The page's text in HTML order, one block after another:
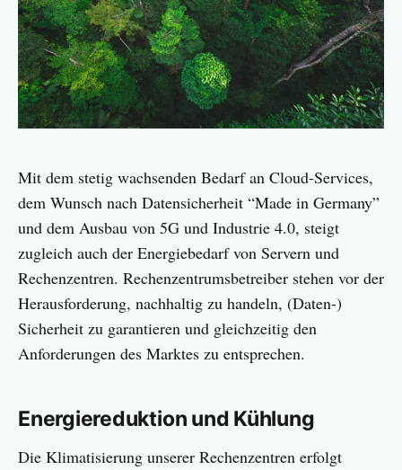
Mit dem stetig wachsenden Bedarf an Cloud-Services,
dem Wunsch nach Datensicherheit “Made in Germany”
und dem Ausbau von 5G und Industrie 4.0, steigt
zugleich auch der Energiebedarf von Servern und
Rechenzentren. Rechenzentrumsbetreiber stehen vor der
Herausforderung, nachhaltig zu handeln, (Daten-)
Sicherheit zu garantieren und gleichzeitig den
Anforderungen des Marktes zu entsprechen.
Energiereduktion und Kühlung
Die Klimatisierung unserer Rechenzentren erfolgt